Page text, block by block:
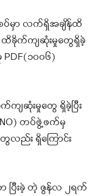
ပ်မှာ လက်ရှိအချိန်ထိ
ထိခိုက်ကျဆုံးမှုတွေရှိခဲ့
၁၀၀၆)
ျဆုံးမှုတွေ ရှိခဲ့ပြီး
တပ်ဖွဲ့ဖက်မှ
ည်း ရှိကြောင်း
ြီးခဲ့ တဲ့ ဇွန်လ ၂ရက်